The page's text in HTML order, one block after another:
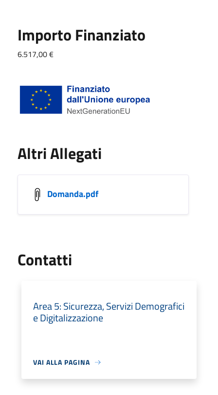
Importo Finanziato
6.517,00 €
Altri Allegati
Domanda.pdf
Contatti
Area 5: Sicurezza, Servizi Demografici
e Digitalizzazione
VAI ALLA PAGINA